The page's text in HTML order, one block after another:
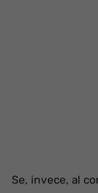
Se, invece, al